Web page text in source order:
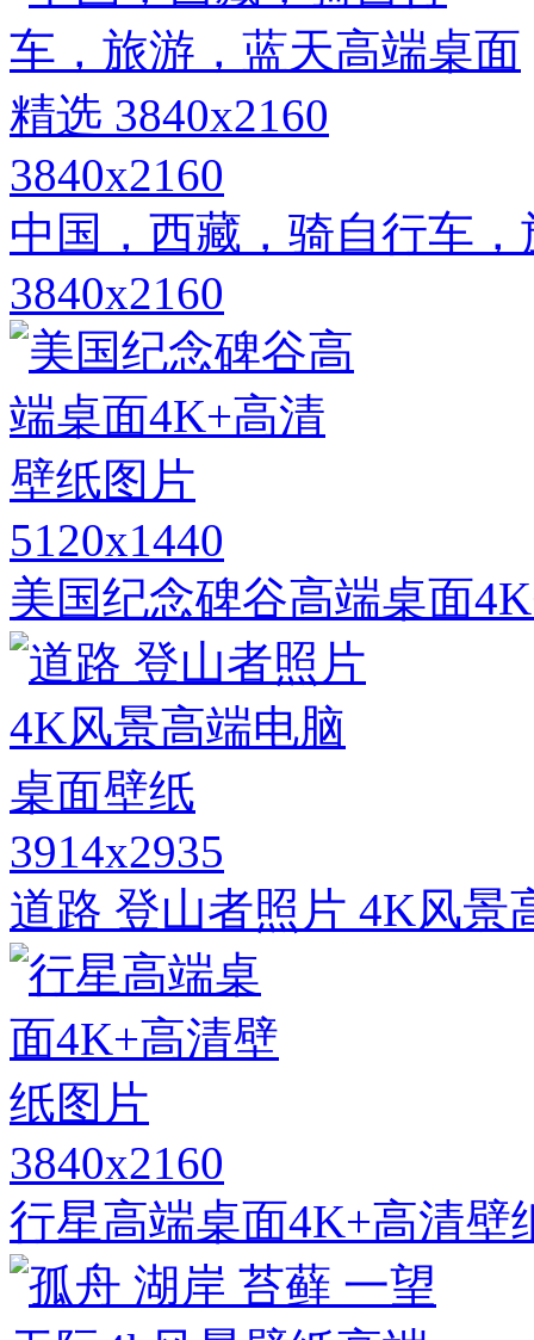
3840x2160
中国，西藏，骑自行车
3840x2160
5120x1440
美国纪念碑谷高端桌面
3914x2935
道路 登山者照片 4K风景
3840x2160
行星高端桌面4K+高清壁